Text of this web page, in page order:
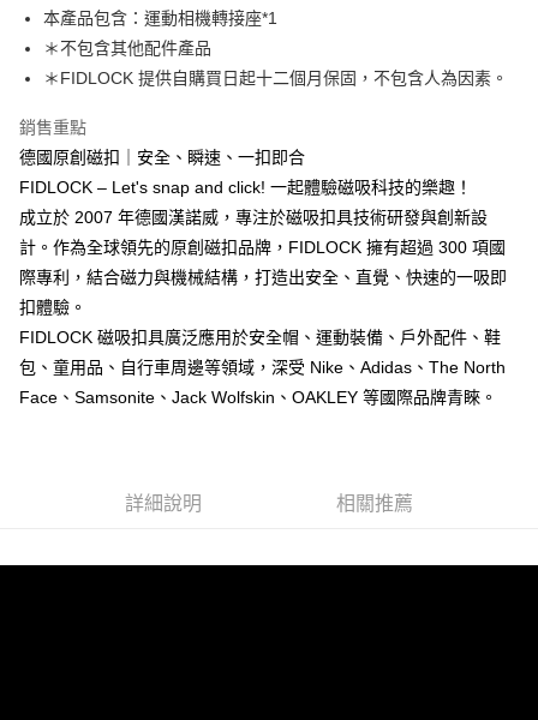
4.訂單成立30分鐘內，如未前往確認交易或遇審核未通過，訂單將自動取
消。如遇「轉專審核」未通過狀況，表示未達大哥付你分期系統評分，恕無
法說明評估內容。
【繳款方式說明】
醒簡訊。
2.透過簡訊連結打開帳單後，可選擇「超商條碼／台灣大直營門市／銀行轉
帳／街口支付／iPASS MONEY」等通路繳費。
【注意事項】
1.本服務係由「台灣大哥大股份有限公司」（以下簡稱本公司）所提供，讓
買賣價金債權讓與本公司後，依約使用本公司帳單繳交帳款。
2.基於同意付款使用「大哥付你分期」之契約關係目的，商店將以您的個人
資料（包含姓名、電話或地址）提供予台灣大哥大進項蒐集、處理及利用，
由本公司與您本人進行分期帳單所需資料之確認、核對及更正。
3.完整用戶服務條款，請詳閱以下連結：https://oppay.tw/userRule
便利好安心！
２．便利：只要手機號碼，簡訊認證，即可結帳。
３．安心：先確認商品／服務後，再付款。
【「AFTEE先享後付」結帳流程】
結帳頁面，進行簡訊認證並確認金額後，即可完成結帳。
２．訂單成立數日內，您將收到繳費通知簡訊。
３．收到繳費通知簡訊後14天內，點擊此簡訊中的連結，可透過四大超商／
ATM／網路銀行／等多元方式進行付款，方視為交易完成。
※ 請注意：結帳手續完成當下不需立刻繳費，但若您需要取消訂單，請聯絡
購買商品的店家。未經商家同意取消之訂單仍視為有效，需透過AFTEE先享
※ 交易是否成功請以「AFTEE先享後付 」之結帳頁面顯示為準，若有關於
是否繳費成功／繳費後需取消欲退款等相關疑問，請聯繫「AFTEE先享後付
客戶支援中心」https://netprotections.freshdesk.com/support/home
【注意事項】
https://aftee.tw/terms/#terms3
運送方式
全家取貨付款
每筆NT$60，滿NT$998(含以上)免運費
全家純取貨
每筆NT$60，滿NT$998(含以上)免運費
7-11取貨付款
每筆NT$60，滿NT$998(含以上)免運費
7-11純取貨
每筆NT$60，滿NT$998(含以上)免運費
宅配
本產品包含：運動相機轉接座*1
＊不包含其他配件產品
＊FIDLOCK 提供自購買日起十二個月保固，不包含人為因素。
銷售重點
德國原創磁扣｜安全、瞬速、一扣即合
FIDLOCK – Let's snap and click! 一起體驗磁吸科技的樂趣！
成立於 2007 年德國漢諾威，專注於磁吸扣具技術研發與創新設
計。作為全球領先的原創磁扣品牌，FIDLOCK 擁有超過 300 項國
際專利，結合磁力與機械結構，打造出安全、直覺、快速的一吸即
扣體驗。
FIDLOCK 磁吸扣具廣泛應用於安全帽、運動裝備、戶外配件、鞋
包、童用品、自行車周邊等領域，深受 Nike、Adidas、The North
Face、Samsonite、Jack Wolfskin、OAKLEY 等國際品牌青睞。
詳細說明 相關推薦